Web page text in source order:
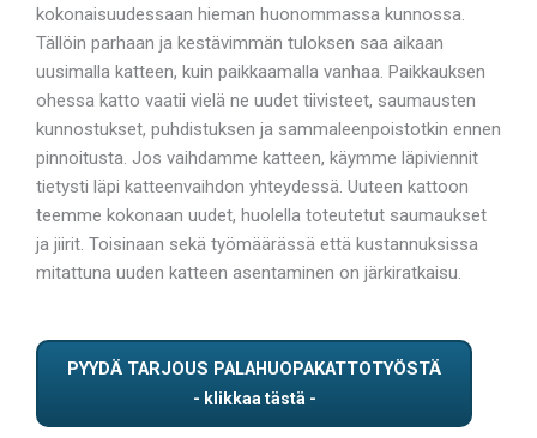
kokonaisuudessaan hieman huonommassa kunnossa.
Tällöin parhaan ja kestävimmän tuloksen saa aikaan
uusimalla katteen, kuin paikkaamalla vanhaa. Paikkauksen
ohessa katto vaatii vielä ne uudet tiivisteet, saumausten
kunnostukset, puhdistuksen ja sammaleenpoistotkin ennen
pinnoitusta. Jos vaihdamme katteen, käymme läpiviennit
tietysti läpi katteenvaihdon yhteydessä. Uuteen kattoon
teemme kokonaan uudet, huolella toteutetut saumaukset
ja jiirit. Toisinaan sekä työmäärässä että kustannuksissa
mitattuna uuden katteen asentaminen on järkiratkaisu.
PYYDÄ TARJOUS PALAHUOPAKATTOTYÖSTÄ